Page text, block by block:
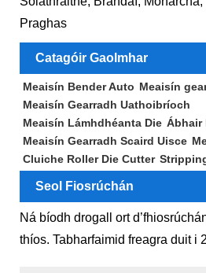
Praghas
Catagóir Gaolmhar
Meaisín Bender Auto Meaisín
Meaisín Gearradh Uathoibríoch
Meaisín Lámhdhéanta Die Ábhair
Meaisín Gearradh Scaird Uisce
Cluiche Roller Die Cutter
Seol Fiosrúchán
Ná bíodh drogall ort
thíos. Tabharfaimid freagra duit i